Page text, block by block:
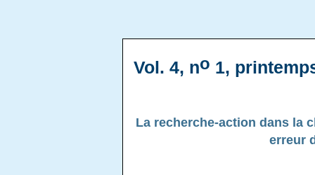
Vol. 4, no 1,
La recherche-action dans la
erreur